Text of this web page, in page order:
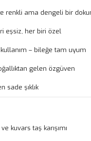
renkli ama dengeli bir
eşsiz, her biri özel
– bileğe tam uyum
gelen özgüven
sade şıklık
kuvars taş karışımı